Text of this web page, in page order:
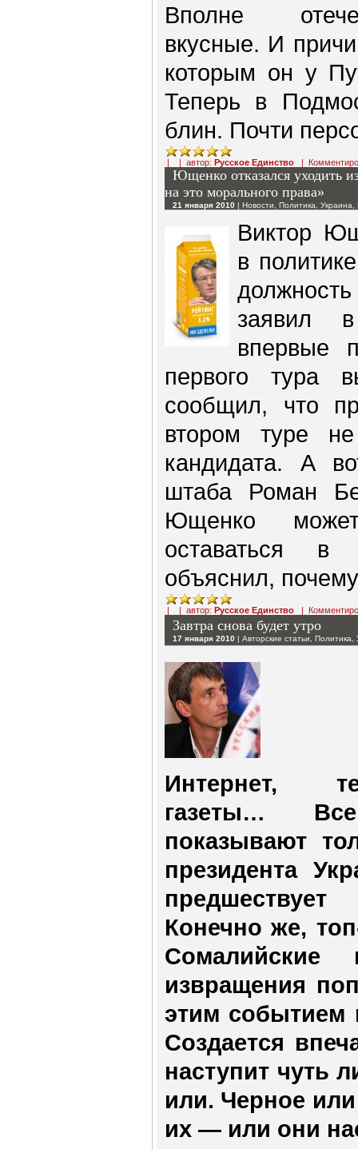
Вполне
вкусные. И
которым он у
Теперь в
блин. Почти
| | автор: Русское Единство |
Ющенко отказался уходить
на это морального права»
21 января 2010 | Новости Политика Украина
Виктор
в
заявил
впервые
первого тура
сообщил, что
втором туре
кандидата. А
штаба Роман
Ющенко
оставаться
объяснил,
| | автор: Русское Единство |
Завтра снова будет утро
17 января 2010 | Авторские статьи Политика
Интернет,
газеты…
показывают
президента
Конечно же,
извращения
этим событием
Создается
наступит чуть
или. Черное
их — или они